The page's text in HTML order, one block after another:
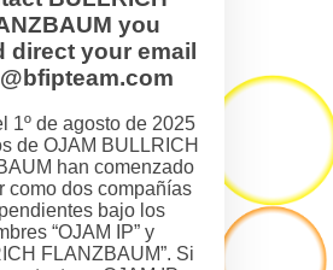
you
direct your email
1º de agosto de 2025
de OJAM BULLRICH
han comenzado
como dos compañías
bajo los
“OJAM IP” y
FLANZBAUM”. Si